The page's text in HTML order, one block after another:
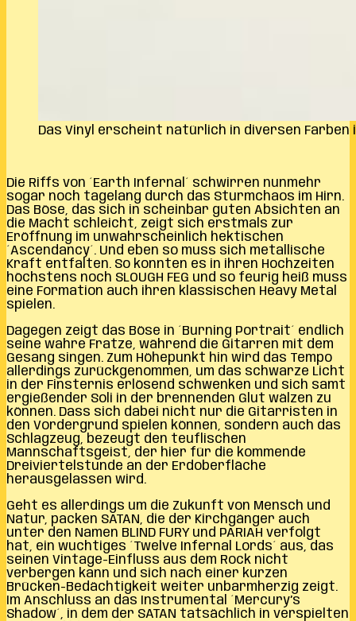
Das Vinyl erscheint natürlich in diversen
Die Riffs von ´Earth Infernal´ schwirren nunmehr
sogar noch tagelang durch das Sturmchaos im Hirn.
Das Böse, das sich in scheinbar guten Absichten an
die Macht schleicht, zeigt sich erstmals zur
Eröffnung im unwahrscheinlich hektischen
´Ascendancy´. Und eben so muss sich metallische
Kraft entfalten. So konnten es in ihren Hochzeiten
höchstens noch SLOUGH FEG und so feurig heiß muss
eine Formation auch ihren klassischen Heavy Metal
spielen.
Dagegen zeigt das Böse in ´Burning Portrait´ endlich
seine wahre Fratze, während die Gitarren mit dem
Gesang singen. Zum Höhepunkt hin wird das Tempo
allerdings zurückgenommen, um das schwarze Licht
in der Finsternis erlösend schwenken und sich samt
ergießender Soli in der brennenden Glut wälzen zu
können. Dass sich dabei nicht nur die Gitarristen in
den Vordergrund spielen können, sondern auch das
Schlagzeug, bezeugt den teuflischen
Mannschaftsgeist, der hier für die kommende
Dreiviertelstunde an der Erdoberfläche
herausgelassen wird.
Geht es allerdings um die Zukunft von Mensch und
Natur, packen SATAN, die der Kirchgänger auch
unter den Namen BLIND FURY und PARIAH verfolgt
hat, ein wuchtiges ´Twelve Infernal Lords´ aus, das
seinen Vintage-Einfluss aus dem Rock nicht
verbergen kann und sich nach einer kurzen
Brücken-Bedächtigkeit weiter unbarmherzig zeigt.
Im Anschluss an das Instrumental ´Mercury’s
Shadow´, in dem der SATAN tatsächlich in verspielten